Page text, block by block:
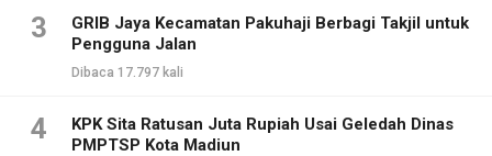
3
GRIB Jaya Kecamatan Pakuhaji Berbagi Takjil untuk
Pengguna Jalan
Dibaca 17.797 kali
4
KPK Sita Ratusan Juta Rupiah Usai Geledah Dinas
PMPTSP Kota Madiun